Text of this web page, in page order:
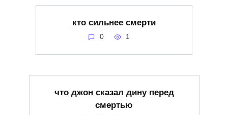
кто сильнее смерти
0 1
что джон сказал дину перед
смертью